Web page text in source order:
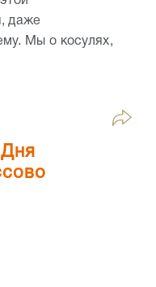
даже
Мы о косулях,